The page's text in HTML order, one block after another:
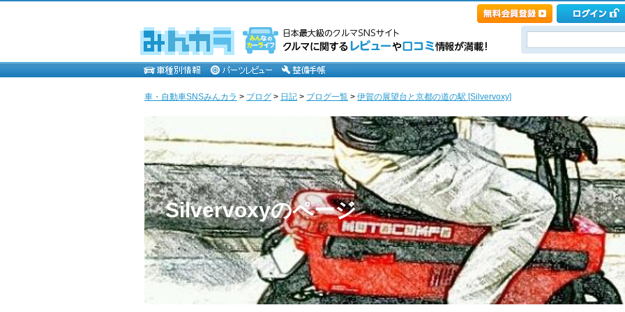
車・自動車SNSみんカラ > ブログ > 日記 > ブログ一覧 > 伊賀の展望台と京都の道の駅 [Silvervoxy]
Silvervoxyのページ